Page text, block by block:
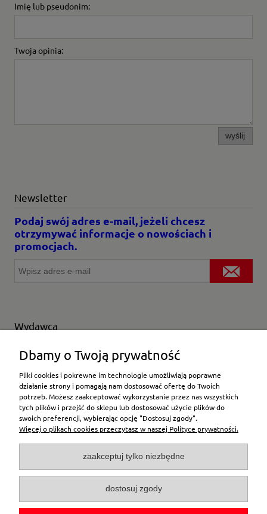
Imię lub pseudonim:
Twoja opinia:
wyślij
Newsletter
Podaj swój adres e-mail, jeżeli chcesz
otrzymywać informacje o nowościach i
promocjach.
Wydawca
Wybierz producenta
Moje konto
Płatności i dostawa
Pomoc
O firmie
Dbamy o Twoją prywatność
Pliki cookies i pokrewne im technologie umożliwiają poprawne
działanie strony i pomagają nam dostosować ofertę do Twoich
potrzeb. Możesz zaakceptować wykorzystanie przez nas wszystkich
tych plików i przejść do sklepu lub dostosować użycie plików do
swoich preferencji, wybierając opcję "Dostosuj zgody".
Więcej o plikach cookies przeczytasz w naszej Polityce prywatności.
zaakceptuj tylko niezbędne
dostosuj zgody